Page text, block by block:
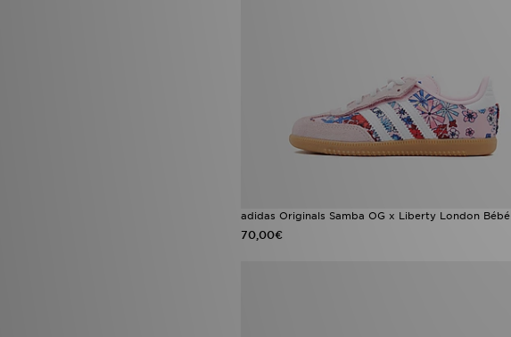
adidas Originals Samba OG x Liberty London Bébé
70,00€